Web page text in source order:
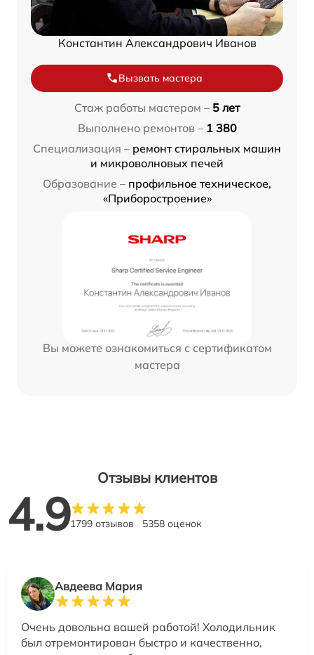
Константин Александрович Иванов
Вызвать мастера
Стаж работы мастером – 5 лет
Выполнено ремонтов – 1 380
Специализация – ремонт стиральных машин
и микроволновых печей
Образование – профильное техническое,
«Приборостроение»
Вы можете ознакомиться с сертификатом
мастера
Отзывы клиентов
4.91799 отзывов 5358 оценок
Авдеева Мария
Очень довольна вашей работой! Холодильник
был отремонтирован быстро и качественно,